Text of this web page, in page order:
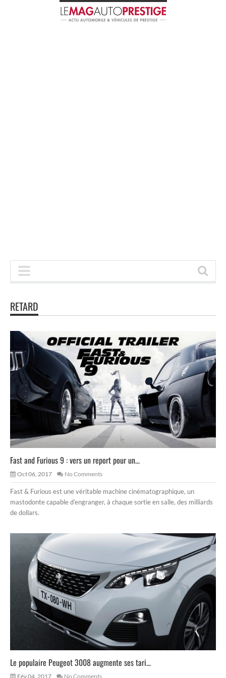
RETARD
Fast and Furious 9 : vers un report pour un...
Oct 06, 2017 No Comments
Fast & Furious est une véritable machine cinématographique, un
mastodonte capable d’engranger, à chaque sortie en salle, des milliards
de dollars.
Le populaire Peugeot 3008 augmente ses tari...
Fév 04, 2017 No Comments